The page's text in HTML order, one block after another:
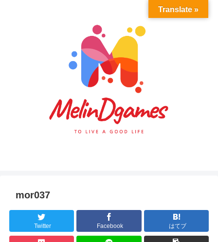
mor037
Twitter Facebook はてブ
Translate »